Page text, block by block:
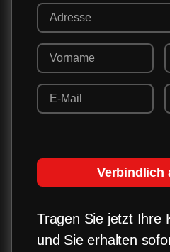
Verbindlich
Tragen Sie jetzt Ihre
und Sie erhalten